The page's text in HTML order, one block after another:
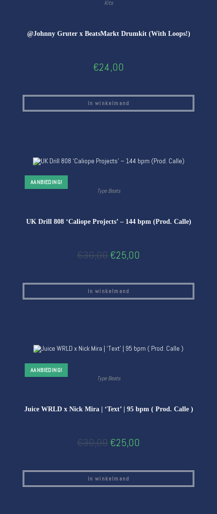
Kits
@Johnny Gruter x BeatsMarkt Drumkit (With Loops!)
€24,00
In winkelmand
AANBIEDING!
Type Beats
UK Drill 808 ‘Caliope Projects’ – 144 bpm (Prod. Calle)
€30,00€25,00
In winkelmand
AANBIEDING!
Type Beats
Juice WRLD x Nick Mira | ‘Text’ | 95 bpm ( Prod. Calle )
€30,00€25,00
In winkelmand